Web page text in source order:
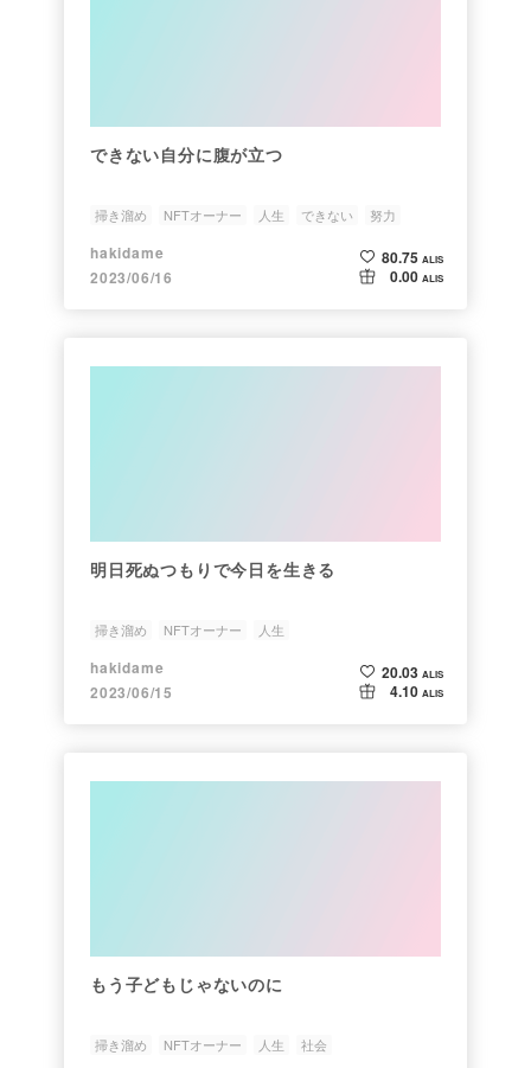
できない自分に腹が立つ
掃き溜め NFTオーナー 人生 できない 努力
hakidame
2023/06/16
80.75 ALIS
0.00 ALIS
明日死ぬつもりで今日を生きる
掃き溜め NFTオーナー 人生
hakidame
2023/06/15
20.03 ALIS
4.10 ALIS
もう子どもじゃないのに
掃き溜め NFTオーナー 人生 社会